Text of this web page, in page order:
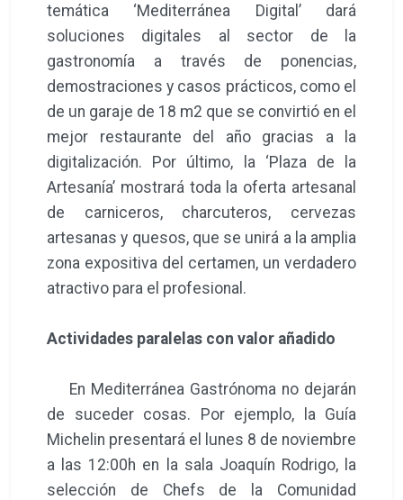
temática ‘Mediterránea Digital’ dará
soluciones digitales al sector de la
gastronomía a través de ponencias,
demostraciones y casos prácticos, como el
de un garaje de 18 m2 que se convirtió en el
mejor restaurante del año gracias a la
digitalización. Por último, la ‘Plaza de la
Artesanía’ mostrará toda la oferta artesanal
de carniceros, charcuteros, cervezas
artesanas y quesos, que se unirá a la amplia
zona expositiva del certamen, un verdadero
atractivo para el profesional.
Actividades paralelas con valor añadido
En Mediterránea Gastrónoma no dejarán
de suceder cosas. Por ejemplo, la Guía
Michelin presentará el lunes 8 de noviembre
a las 12:00h en la sala Joaquín Rodrigo, la
selección de Chefs de la Comunidad